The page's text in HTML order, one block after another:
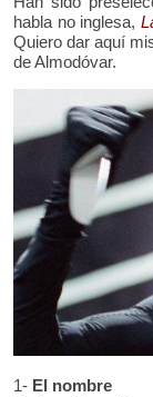
habla no inglesa,
Quiero dar aquí
de Almodóvar.
1- El nombre